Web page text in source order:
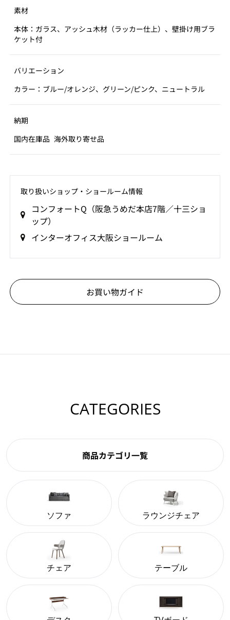
素材
本体：ガラス、アッシュ木材（ラッカー仕上）、壁掛け用ブラ
ケット付
バリエーション
カラー：ブルー/オレンジ、グリーン/ピンク、ニュートラル
納期
国内在庫品 海外取り寄せ品
取り扱いショップ‧ショールーム情報
コンフォートQ（阪急うめだ本店7階／十三ショ
ップ）
インターオフィス大阪ショールーム
お買い物ガイド
CATEGORIES
商品カテゴリ一覧
ソファ ラウンジチェア
チェア テーブル